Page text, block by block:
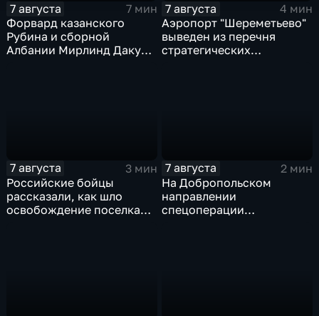
7 августа
7 мин
Форвард казанского
Рубина и сборной
Албании Мирлинд Даку
7 августа
4 мин
Аэропорт "Шереметьево"
выведен из перечня
стратегических
7 августа
3 мин
Российские бойцы
рассказали, как шло
освобождение поселка
7 августа
2 мин
На Добропольском
направлении
спецоперации